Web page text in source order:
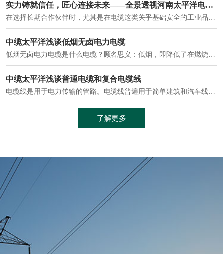
实力铸就信任，匠心连接未来——全景透视河南太平洋电缆厂
在选择长期合作伙伴时，尤其是在电缆这类关乎基础安全的工业品上，供应商的“内在实力”远比一纸报价单更重要。今天，我们邀请您“云参观”河南太平洋电缆厂，透过每一个细节，看我们如何将“可靠”二字，铸入每一米电缆。
中缆太平洋浅谈低烟无卤电力电缆
低烟无卤电力电缆是什么电缆？顾名思义：低烟，即降低了在燃烧时有害物体的产生；卤素对于人体来说是一种有毒气体，无卤就是没有毒气体的释放，通常是针对电缆遇火灾时而言的。低烟无卤电力电缆又可以称之为环保电缆，低烟无卤电缆大多数用于医院和对环境卫生要求比较严格的地方。
中缆太平洋浅谈普通电缆和复合电缆线
电缆线是用于电力传输的管路。电缆线普遍用于简单建筑和汽车线材，作为能源输送缆线，电缆线的复杂结构勿庸置疑。根据目标功能，电缆线具有以下一些特点：建筑用和车用线材要求轻质、大批量生产、价格低廉、具有相当的电学和力学性能和长时间的耐老化性能；工业用线材必须具有符合客户要求的性能；
了解更多